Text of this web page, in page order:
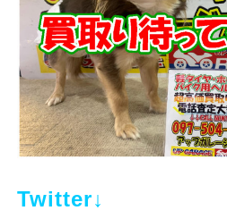
Twitter↓